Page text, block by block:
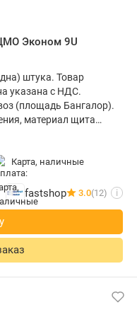
Эконом 9U
штука. Товар
указана с НДС.
(площадь Бангалор).
материал щита
карта, наличные
fastshop 3.0(12) i